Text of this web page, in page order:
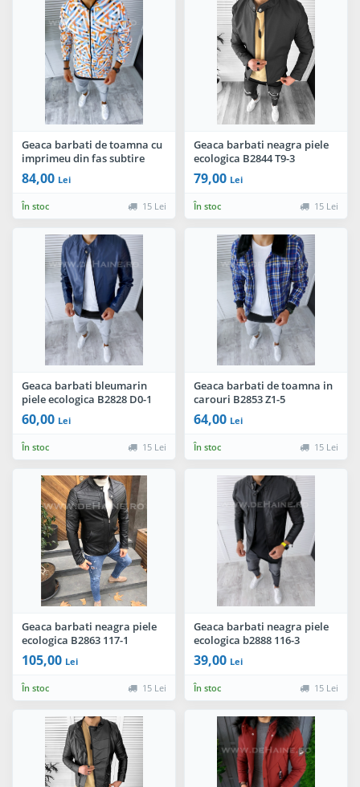
Geaca barbati de toamna cu
imprimeu din fas subtire
B2511 O5-5.3
84,00 Lei
În stoc 15 Lei
Geaca barbati neagra piele
ecologica B2844 T9-3
79,00 Lei
În stoc 15 Lei
Geaca barbati bleumarin
piele ecologica B2828 D0-1
60,00 Lei
În stoc 15 Lei
Geaca barbati de toamna in
carouri B2853 Z1-5
64,00 Lei
În stoc 15 Lei
Geaca barbati neagra piele
ecologica B2863 117-1
105,00 Lei
În stoc 15 Lei
Geaca barbati neagra piele
ecologica b2888 116-3
39,00 Lei
În stoc 15 Lei